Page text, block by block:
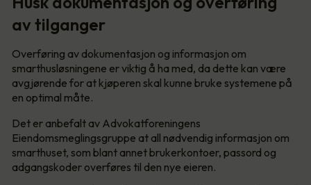
av tilganger
Overføring av dokumentasjon og informasjon om
smarthusløsningene er viktig å ha med, da dette kan være
avgjørende for at kjøperen skal kunne bruke systemene på
en optimal måte.
Det er anbefalt av Advokatforeningens
Eiendomsmeglingsgruppe at all nødvendig informasjon om
smarthuset, som blant annet brukerkontoer, passord og
adgangskoder overføres til den nye eieren.